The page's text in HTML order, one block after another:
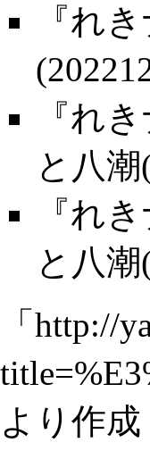
『れ
『れ
と八
『れ
と八
「 http://
より作成